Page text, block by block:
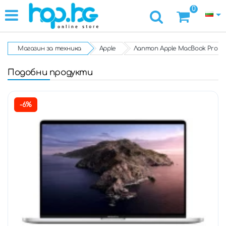
0
Магазин за техника Apple Лаптоп Apple MacBook Pro
Подобни продукти
-6%